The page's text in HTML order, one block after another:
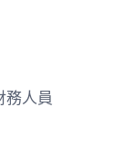
務人員